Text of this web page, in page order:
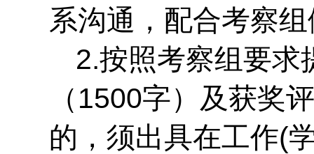
系沟通，配合考察
2.按照考察组要
（1500字）及获奖
的，须出具在工作(